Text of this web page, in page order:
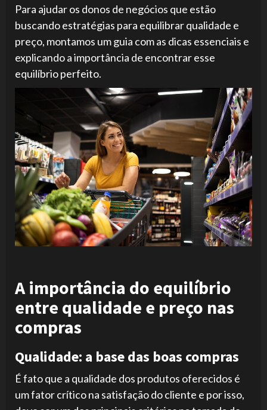
Para ajudar os donos de negócios que estão
buscando estratégias para equilibrar qualidade e
preço, montamos um guia com as dicas essenciais e
explicando a importância de encontrar esse
equilíbrio perfeito.
A importância do equilíbrio
entre qualidade e preço nas
compras
Qualidade: a base das boas compras
É fato que a qualidade dos produtos oferecidos é
um fator crítico na satisfação do cliente e por isso,